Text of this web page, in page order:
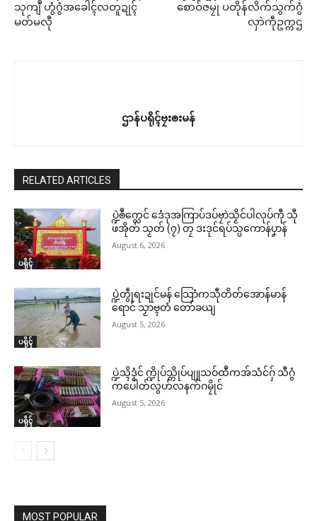
သုကျဳ ဟွံဂွံအခေါၚ်လတူဍုၚ်
မတ်မလီု
စောဝ်ဇမၠု ပတိုန်လိက်သွက်ဂွံ
လှာဲကဵုဥက္ကဌ
ဌာန်ပရိုၚ်ဗၠးၜးမန်
RELATED ARTICLES
ပရိုၚ်
ပ္ဍဲၜဳက္လေင် ဒေံဒုအကြာပ်ဒပ်ဗၠာဲသၟိင်ပါလုပ်ကီု သီု
ဖအိုတ် သၟတ် (၇) တၠ ဒးဒုင်ရပ်သ္ပကောန်ပၞာန်
August 6, 2026
ပရိုၚ်
ပ္ဍဲတွဵုရးဍုင်မန် သြောံကသီုတိတ်အောန်မာန်
ရောင် သၟာဗ္ၚတံ တော်ခယျ
August 5, 2026
ပရိုၚ်
ပ္ဍဲသ္ၚိဒၟံင် က္ဍိုပ်သ္ကိုပ်ပျူသဝ်ထဳကအ်သံင်ဂှ် သီဂွံ
ကပေါတ်လွဟ်လနက်ဂမၠိုင်
August 5, 2026
MOST POPULAR